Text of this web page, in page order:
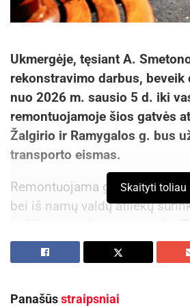
Ukmergėje, tęsiant A.
rekonstravimo darbus, beveik
nuo 2026 m. sausio 5 d. iki
remontuojamoje šios gatvės
Žalgirio ir Ramygalos g. bus
transporto eismas.
Remontuojama gatvės
bei iš namų valdų atliekų
todėl gyventojų patogumui
atliekų surinkimo konteineris
pastatytas A. Smetonos ir
Daugiau nei 800 metrų ilgio A.
Skaityti toliau
Panašūsstraipsniai